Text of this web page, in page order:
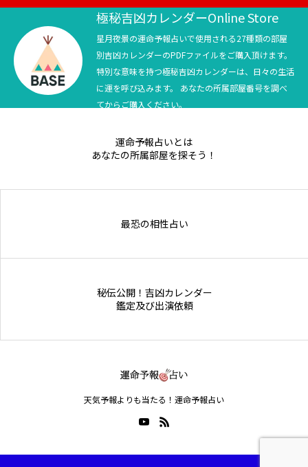
テニス四大大会・五輪
テニス四大大会・五輪
極秘吉凶カレンダーOnline Store
星月夜景の運命予報占いで使用される27種類の部屋
別吉凶カレンダーのPDFファイルをご購入頂けます。
特別な意味を持つ極秘吉凶カレンダーは、日々の生活
に運を呼び込みます。 あなたの所属部屋番号を調べ
てからご購入ください。
運命予報占いとは
あなたの所属部屋を探そう！
最恐の相性占い
秘伝公開！吉凶カレンダー
鑑定及び出演依頼
天気予報よりも当たる！運命予報占い